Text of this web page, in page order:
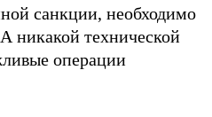
санкции, необходимо
никакой технической
операции